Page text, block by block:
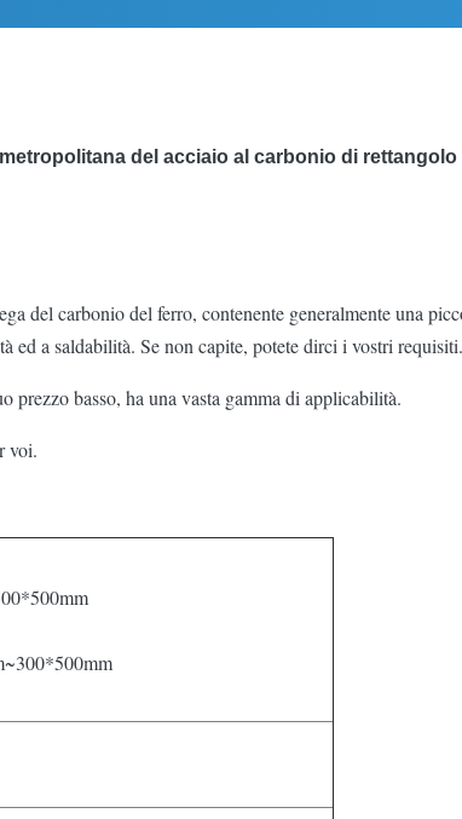
del acciaio al carbonio di rettangolo
del carbonio del ferro, contenente generalmente una
ed a saldabilità. Se non capite, potete dirci i vostri requisiti.
prezzo basso, ha una vasta gamma di applicabilità.
voi.